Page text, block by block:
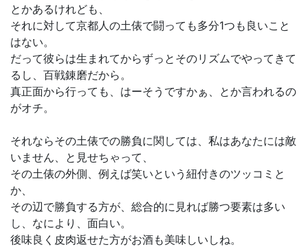
とかあるけれども、
それに対して京都人の土俵で闘っても多分1つも良いこと
はない。
だって彼らは生まれてからずっとそのリズムでやってきて
るし、百戦錬磨だから。
真正面から行っても、はーそうですかぁ、とか言われるの
がオチ。
それならその土俵での勝負に関しては、私はあなたには敵
いません、と見せちゃって、
その土俵の外側、例えば笑いという紐付きのツッコミと
か、
その辺で勝負する方が、総合的に見れば勝つ要素は多い
し、なにより、面白い。
後味良く皮肉返せた方がお酒も美味しいしね。